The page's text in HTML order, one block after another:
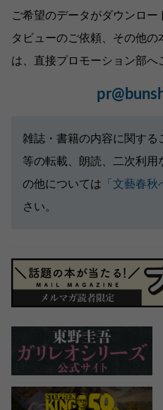
ご希望のデータがダウンロ
タビューのご依頼、その他
は、直接プロモーション部へ
雑誌・書籍の内容に関する
等の転載、朗読、二次利用
の他については 「文藝春秋
さい。